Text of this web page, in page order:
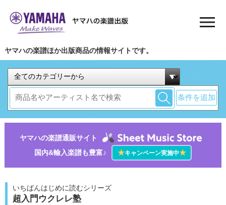
ヤマハの楽譜ほか出版商品の情報サイトです。
条件を追加
ヤマハの楽譜通販サイト
国内&輸入楽譜も豊富♪
★キャンペーン実施中★
いちばんはじめに読むシリーズ
超入門ウクレレ塾